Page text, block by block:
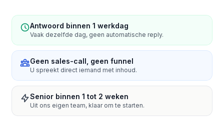
Antwoord binnen 1 werkdag
Vaak dezelfde dag, geen automatische reply.
Geen sales-call, geen funnel
U spreekt direct iemand met inhoud.
Senior binnen 1 tot 2 weken
Uit ons eigen team, klaar om te starten.